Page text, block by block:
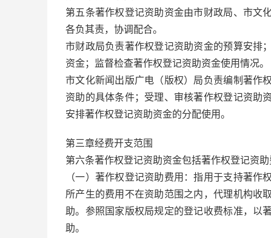
第五条著作权登记资助资金由市财政局、市文
各负其责，协调配合。
市财政局负责著作权登记资助资金的预算安排
资金；监督检查著作权登记资助资金使用情况。
市文化新闻出版广电（版权）局负责编制著作
资助的具体条件；受理、审核著作权登记资助
安排著作权登记资助资金的分配使用。
第三章经费开支范围
第六条著作权登记资助资金包括著作权登记资助
（一）著作权登记资助费用：指用于支持著
所产生的费用不在资助范围之内，代理机构收
助。参照国家版权局规定的登记收费标准，以
助。